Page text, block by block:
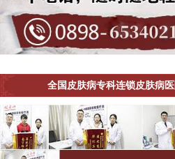
全国皮肤病专科连锁皮肤病